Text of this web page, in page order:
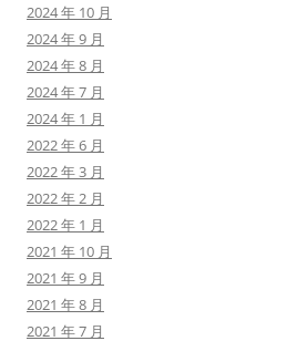
2024 年 10 月
2024 年 9 月
2024 年 8 月
2024 年 7 月
2024 年 1 月
2022 年 6 月
2022 年 3 月
2022 年 2 月
2022 年 1 月
2021 年 10 月
2021 年 9 月
2021 年 8 月
2021 年 7 月